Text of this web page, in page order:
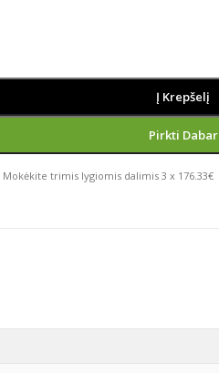
Į Krepšelį
Pirkti Dabar
Mokėkite trimis lygiomis dalimis 3 x 176.33€